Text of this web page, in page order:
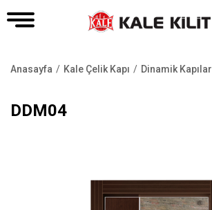
yolu
Anasayfa Kale Çelik Kapı Dinamik Kapılar
DDM04